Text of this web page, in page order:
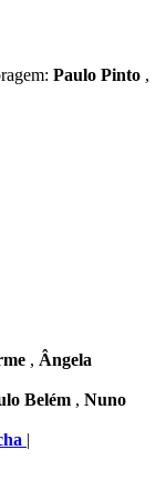
Paulo Pinto ,
, Ângela
Belém , Nuno
|